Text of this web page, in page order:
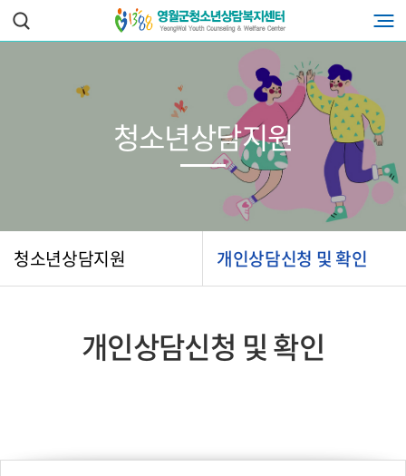
청소년상담지원 개인상담신청 및 확인
청소년상담지원
개인상담신청 및 확인